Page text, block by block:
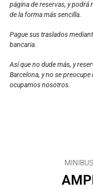
página dereservas, y podrá
de la forma más sencilla.
Pague sus traslados
bancaria.
Así que no dude más, y
Barcelona, y no se
ocupamos nosotros.